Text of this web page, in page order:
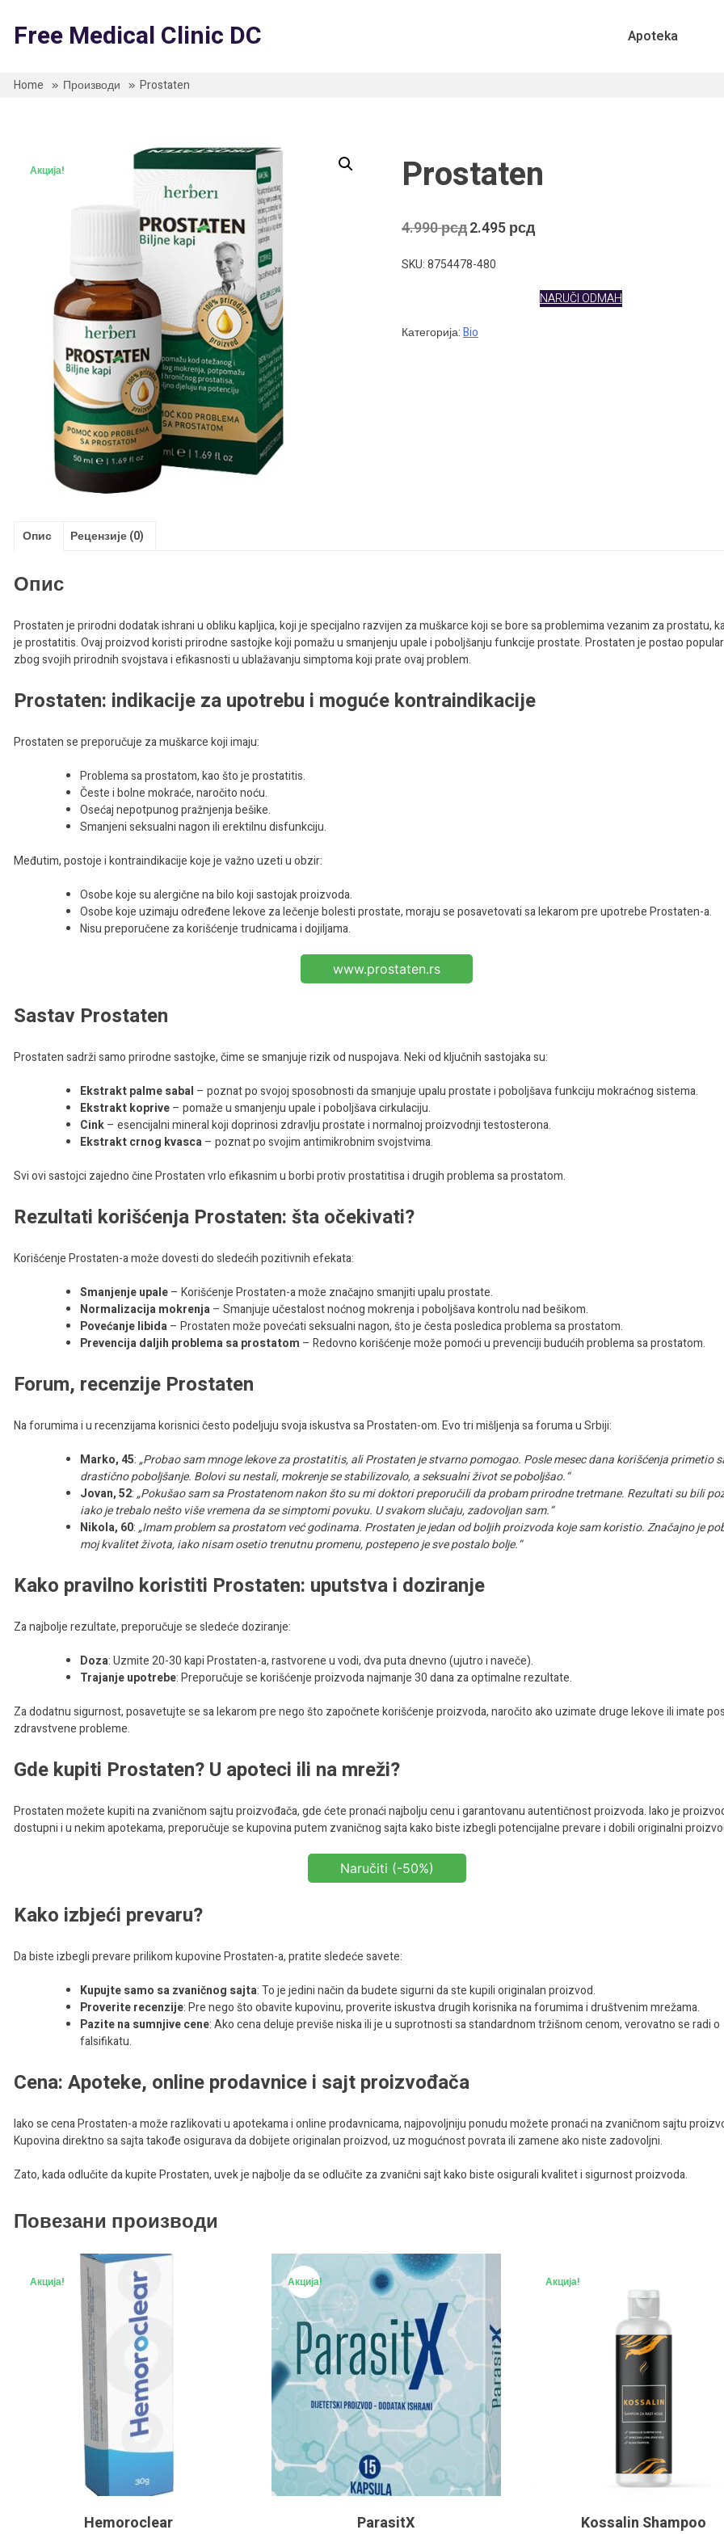
content
Free Medical Clinic DC Apoteka
Home Производи Prostaten
Акција! Prostaten
4.990рсдОригинална
је
2.495рсд
цена
SKU: 8754478-480
NARUČI ODMAH
Категорија:Bio
Опис Рецензије (0)
Опис
Prostaten je prirodni dodatak ishrani u obliku kapljica, koji je specijalno razvijen za muškarce koji se bore sa problemima vezanim za prostatu,
je prostatitis. Ovaj proizvod koristi prirodne sastojke koji pomažu u smanjenju upale i poboljšanju funkcije prostate. Prostaten je postao
zbog svojih prirodnih svojstava i efikasnosti u ublažavanju simptoma koji prate ovaj problem.
Prostaten: indikacije za upotrebu i moguće kontraindikacije
Prostaten se preporučuje za muškarce koji imaju:
Problema sa prostatom, kao što je prostatitis.
Česte i bolne mokraće, naročito noću.
Osećaj nepotpunog pražnjenja bešike.
Smanjeni seksualni nagon ili erektilnu disfunkciju.
Međutim, postoje i kontraindikacije koje je važno uzeti u obzir:
Osobe koje su alergične na bilo koji sastojak proizvoda.
Osobe koje uzimaju određene lekove za lečenje bolesti prostate, moraju se posavetovati sa lekarom pre upotrebe Prostaten-a.
Nisu preporučene za korišćenje trudnicama i dojiljama.
www.prostaten.rs
Sastav Prostaten
Prostaten sadrži samo prirodne sastojke, čime se smanjuje rizik od nuspojava. Neki od ključnih sastojaka su:
Ekstrakt palme sabal – poznat po svojoj sposobnosti da smanjuje upalu prostate i poboljšava funkciju mokraćnog sistema.
Ekstrakt koprive– pomaže u smanjenju upale i poboljšava cirkulaciju.
Cink– esencijalni mineral koji doprinosi zdravlju prostate i normalnoj proizvodnji testosterona.
Ekstrakt crnog kvasca– poznat po svojim antimikrobnim svojstvima.
Svi ovi sastojci zajedno čine Prostaten vrlo efikasnim u borbi protiv prostatitisa i drugih problema sa prostatom.
Rezultati korišćenja Prostaten: šta očekivati?
Korišćenje Prostaten-a može dovesti do sledećih pozitivnih efekata:
Smanjenje upale– Korišćenje Prostaten-a može značajno smanjiti upalu prostate.
Normalizacija mokrenja– Smanjuje učestalost noćnog mokrenja i poboljšava kontrolu nad bešikom.
Povećanje libida– Prostaten može povećati seksualni nagon, što je česta posledica problema sa prostatom.
Prevencija daljih problema sa prostatom – Redovno korišćenje može pomoći u prevenciji budućih problema sa prostatom.
Forum, recenzije Prostaten
Na forumima i u recenzijama korisnici često podeljuju svoja iskustva sa Prostaten-om. Evo tri mišljenja sa foruma u Srbiji:
Marko, 45:„Probao sam mnoge lekove za prostatitis, ali Prostaten je stvarno pomogao. Posle mesec dana korišćenja primetio
drastično poboljšanje. Bolovi su nestali, mokrenje se stabilizovalo, a seksualni život se poboljšao.“
Jovan, 52:„Pokušao sam sa Prostatenom nakon što su mi doktori preporučili da probam prirodne tretmane. Rezultati su bili
iako je trebalo nešto više vremena da se simptomi povuku. U svakom slučaju, zadovoljan sam.“
Nikola, 60:„Imam problem sa prostatom već godinama. Prostaten je jedan od boljih proizvoda koje sam koristio. Značajno je
moj kvalitet života, iako nisam osetio trenutnu promenu, postepeno je sve postalo bolje.“
Kako pravilno koristiti Prostaten: uputstva i doziranje
Za najbolje rezultate, preporučuje se sledeće doziranje:
Doza: Uzmite 20-30 kapi Prostaten-a, rastvorene u vodi, dva puta dnevno (ujutro i naveče).
Trajanje upotrebe: Preporučuje se korišćenje proizvoda najmanje 30 dana za optimalne rezultate.
Za dodatnu sigurnost, posavetujte se sa lekarom pre nego što započnete korišćenje proizvoda, naročito ako uzimate druge lekove ili imate
zdravstvene probleme.
Gde kupiti Prostaten? U apoteci ili na mreži?
Prostaten možete kupiti na zvaničnom sajtu proizvođača, gde ćete pronaći najbolju cenu i garantovanu autentičnost proizvoda. Iako je
dostupni i u nekim apotekama, preporučuje se kupovina putem zvaničnog sajta kako biste izbegli potencijalne prevare i dobili originalni
Naručiti (-50%)
Kako izbjeći prevaru?
Da biste izbegli prevare prilikom kupovine Prostaten-a, pratite sledeće savete:
Kupujte samo sa zvaničnog sajta: To je jedini način da budete sigurni da ste kupili originalan proizvod.
Proverite recenzije: Pre nego što obavite kupovinu, proverite iskustva drugih korisnika na forumima i društvenim mrežama.
Pazite na sumnjive cene: Ako cena deluje previše niska ili je u suprotnosti sa standardnom tržišnom cenom, verovatno se radi o
falsifikatu.
Cena: Apoteke, online prodavnice i sajt proizvođača
Iako se cena Prostaten-a može razlikovati u apotekama i online prodavnicama, najpovoljniju ponudu možete pronaći na zvaničnom sajtu
Kupovina direktno sa sajta takođe osigurava da dobijete originalan proizvod, uz mogućnost povrata ili zamene ako niste zadovoljni.
Zato, kada odlučite da kupite Prostaten, uvek je najbolje da se odlučite za zvanični sajt kako biste osigurali kvalitet i sigurnost proizvoda.
Повезани производи
Акција!
Hemoroclear
Акција!
ParasitX
Акција!
Kossalin Shampoo